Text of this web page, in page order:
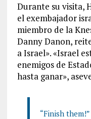
Durante su visita,
el exembajador
miembro de la
Danny Danon,
a Israel». «Israel
enemigos de
hasta ganar»,
“Finish